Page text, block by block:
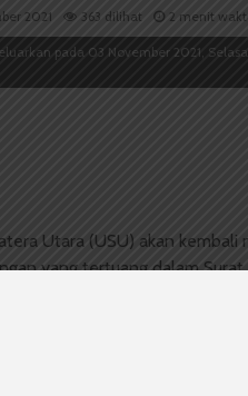
2021 363 dilihat 2 menit
pada 03 November 2021, Selasa
Utara (USU) akan kembali
yang tertuang dalam